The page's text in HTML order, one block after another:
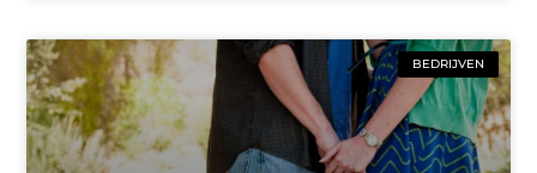
BEDRIJVEN